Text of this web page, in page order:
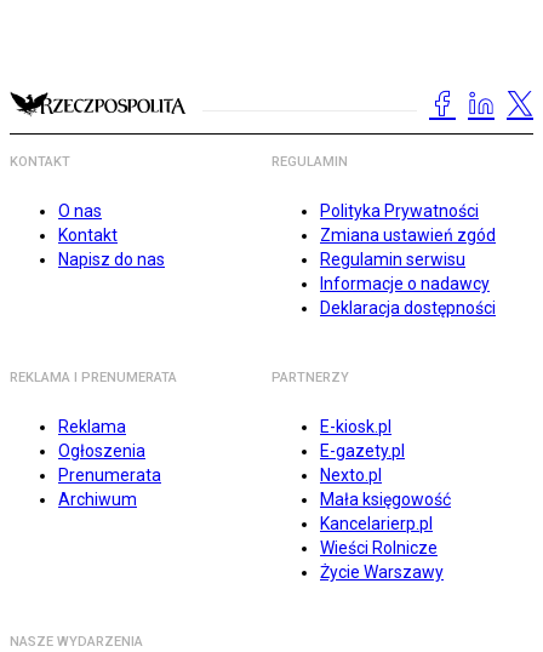
KONTAKT
O nas
Kontakt
Napisz do nas
REGULAMIN
Polityka Prywatności
Zmiana ustawień zgód
Regulamin serwisu
Informacje o nadawcy
Deklaracja dostępności
REKLAMA I PRENUMERATA
Reklama
Ogłoszenia
Prenumerata
Archiwum
PARTNERZY
E-kiosk.pl
E-gazety.pl
Nexto.pl
Mała księgowość
Kancelarierp.pl
Wieści Rolnicze
Życie Warszawy
NASZE WYDARZENIA